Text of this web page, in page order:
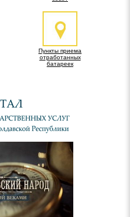
Пункты приема
отработанных
батареек